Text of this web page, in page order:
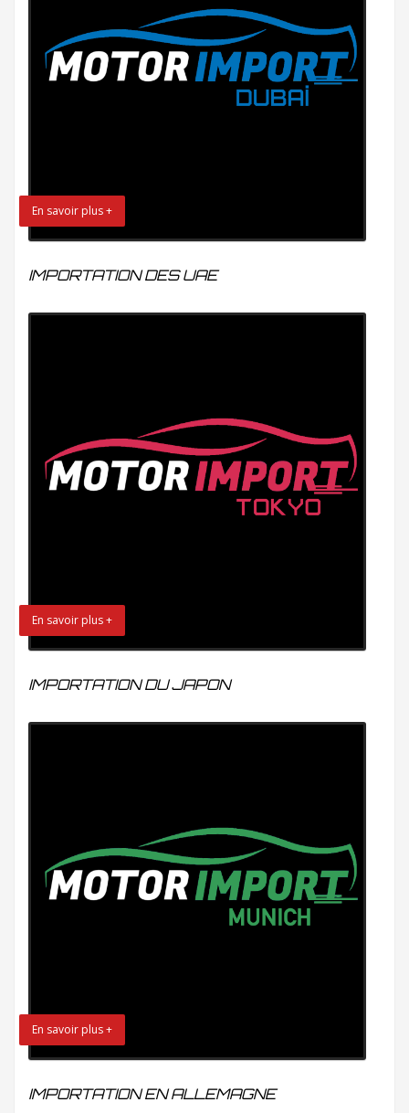
En savoir plus +
IMPORTATION DES UAE
En savoir plus +
IMPORTATION DU JAPON
En savoir plus +
IMPORTATION EN ALLEMAGNE